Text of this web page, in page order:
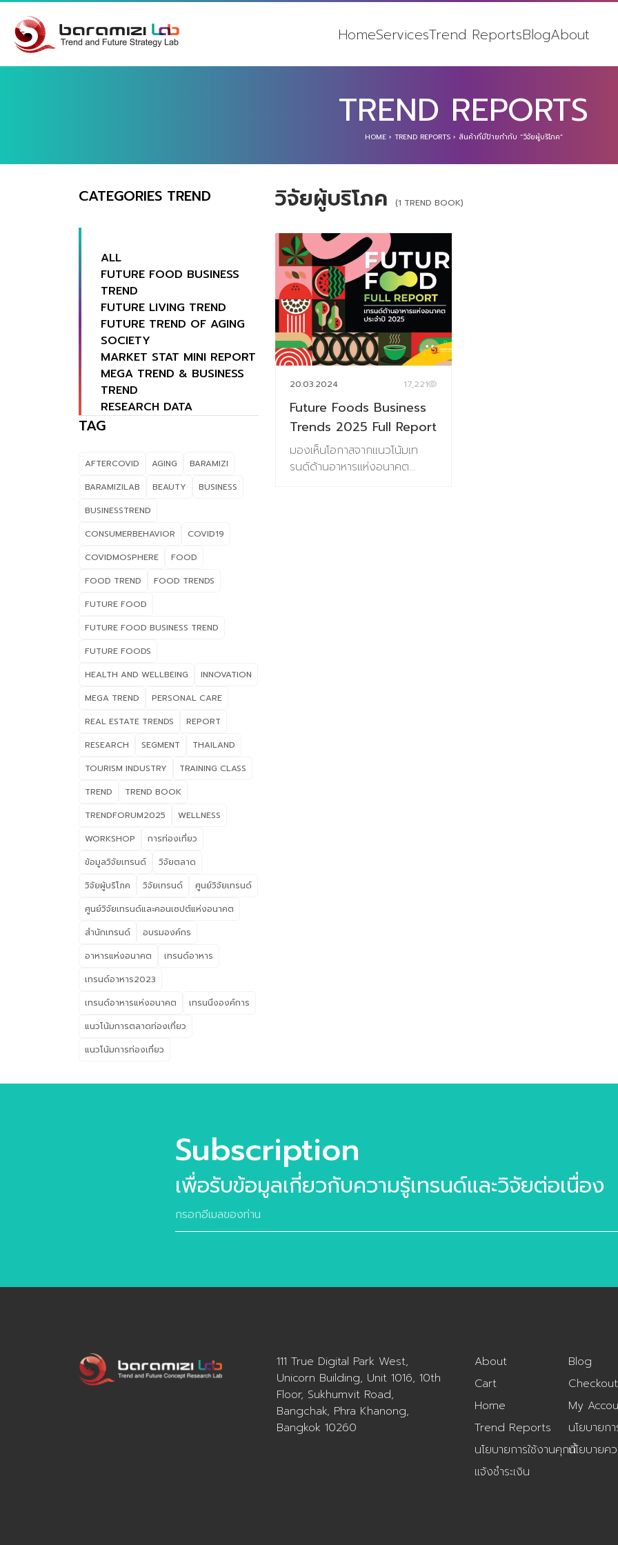
HomeServicesTrend ReportsBlogAbout
TREND REPORTS
HOME› TREND REPORTS› สินค้าที่มีป้ายกำกับ “วิจัยผู้บริโภค”
CATEGORIES TREND
ALL
FUTURE FOOD BUSINESS
TREND
FUTURE LIVING TREND
FUTURE TREND OF AGING
SOCIETY
MARKET STAT MINI REPORT
MEGA TREND & BUSINESS
TREND
RESEARCH DATA
TAG
AFTERCOVID AGING
BARAMIZI
BARAMIZILAB
BEAUTY
BUSINESS
BUSINESSTREND
CONSUMERBEHAVIOR
COVID19
COVIDMOSPHERE
FOOD
FOOD TREND
FOOD TRENDS
FUTURE FOOD
FUTURE FOOD BUSINESS TREND
FUTURE FOODS
HEALTH AND WELLBEING
INNOVATION
MEGA TREND
PERSONAL CARE
REAL ESTATE TRENDS
REPORT
RESEARCH
SEGMENT
THAILAND
TOURISM INDUSTRY
TRAINING CLASS
TREND
TREND BOOK
TRENDFORUM2025
WELLNESS
WORKSHOP
การท่องเที่ยว
ข้อมูลวิจัยเทรนด์
วิจัยตลาด
วิจัยผู้บริโภค
วิจัยเทรนด์
ศูนย์วิจัยเทรนด์
ศูนย์วิจัยเทรนด์และคอนเซปต์แห่งอนาคต
สำนักเทรนด์
อบรมองค์กร
อาหารแห่งอนาคต
เทรนด์อาหาร
เทรนด์อาหาร2023
เทรนด์อาหารแห่งอนาคต
เทรนนิ่งองค์การ
แนวโน้มการตลาดท่องเที่ยว
แนวโน้มการท่องเที่ยว
วิจัยผู้บริโภค (1 TREND BOOK)
20.03.2024 17,221
Future Foods Business
Trends 2025 Full Report
มองเห็นโอกาสจากแนวโน้มเท
รนด์ด้านอาหารแห่งอนาคต
Subscription
เพื่อรับข้อมูลเกี่ยวกับความรู้เทรนด์และวิจัยต่อเนื่อง
111 True Digital Park West,
Unicorn Building, Unit 1016, 10th
Floor, Sukhumvit Road,
Bangchak, Phra Khanong,
Bangkok 10260
About
Blog
Cart
Checkout
Home
My
Trend Reports
นโยบายก
นโยบายการใช้งานคุกกี้นโยบายค
แจ้งชำระเงิน